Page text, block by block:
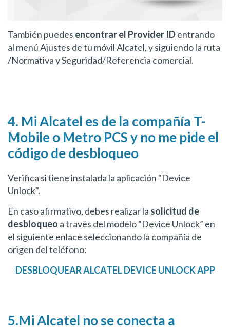
También puedes encontrar el Provider IDentrando
al menú Ajustes de tu móvil Alcatel, y siguiendo la ruta
/Normativa y Seguridad/Referencia comercial.
4. Mi Alcatel es de la compañía T-
Mobile o Metro PCS y no me pide el
código de desbloqueo
Verifica si tiene instalada la aplicación "Device
Unlock".
En caso afirmativo, debes realizar la solicitud de
desbloqueo a través del modelo “Device Unlock” en
el siguiente enlace seleccionando la compañía de
origen del teléfono:
DESBLOQUEAR ALCATEL DEVICE UNLOCK APP
5.Mi Alcatel no se conecta a